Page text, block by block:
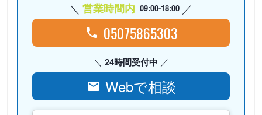
営業時間内 09:00-18:00
05075865303
24時間受付中
Webで相談